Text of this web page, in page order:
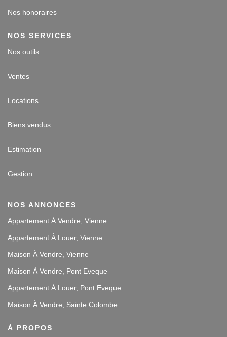
Nos honoraires
NOS SERVICES
Nos outils
Ventes
Locations
Biens vendus
Estimation
Gestion
NOS ANNONCES
Appartement À Vendre, Vienne
Appartement À Louer, Vienne
Maison À Vendre, Vienne
Maison À Vendre, Pont Eveque
Appartement À Louer, Pont Eveque
Maison À Vendre, Sainte Colombe
À PROPOS